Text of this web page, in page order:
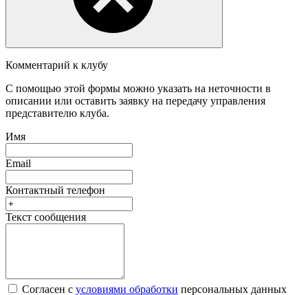
Комментарий к клубу
С помощью этой формы можно указать на неточности в
описании или оставить заявку на передачу управления
представителю клуба.
Имя
Email
Контактный телефон
Текст сообщения
Согласен с условиями обработки персональных данных